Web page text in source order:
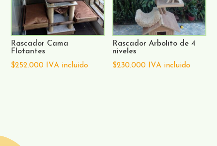
Rascador Cama
Flotantes
$252.000 IVA incluido
Rascador Arbolito de 4
niveles
$230.000 IVA incluido